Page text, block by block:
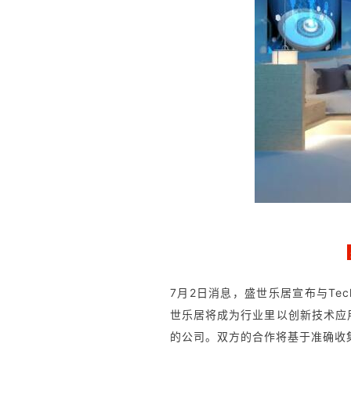
7月2日消息，盛世乐居宣布与
世乐居将成为行业里以创新技术
的公司。双方的合作将基于准确